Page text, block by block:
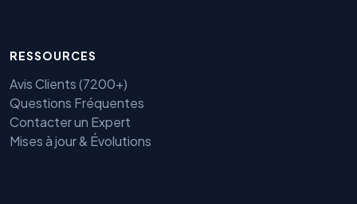
RESSOURCES
Avis Clients (7200+)
Questions Fréquentes
Contacter un Expert
Mises à jour & Évolutions